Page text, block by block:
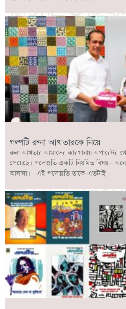
গল্পটি রুনা আখতারকে নিয়ে
রুনা আখতার আমাদের কারখানায় অপারেটর
পেয়েছে। পদোন্নতি একটি নিয়মিত বিষয়—
আলাদা। এই পদোন্নতি তাকে এতটাই